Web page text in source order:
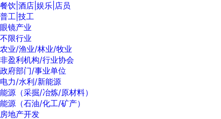
餐饮|酒店|娱乐|店员
普工|技工
眼镜产业
不限行业
农业/渔业/林业/牧业
非盈利机构/行业协会
政府部门/事业单位
电力/水利/新能源
能源（采掘/冶炼/原材料）
能源（石油/化工/矿产）
房地产开发